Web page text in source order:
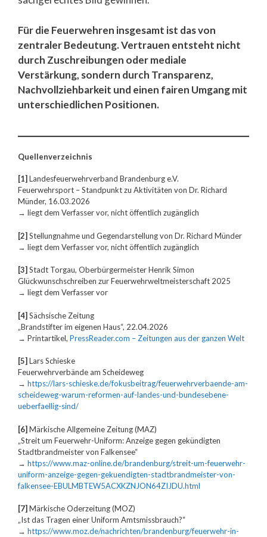
Für die Feuerwehren insgesamt ist das von
zentraler Bedeutung. Vertrauen entsteht nicht
durch Zuschreibungen oder mediale
Verstärkung, sondern durch Transparenz,
Nachvollziehbarkeit und einen fairen Umgang mit
unterschiedlichen Positionen.
Quellenverzeichnis
[1] Landesfeuerwehrverband Brandenburg e.V.
Feuerwehrsport – Standpunkt zu Aktivitäten von Dr. Richard
Münder, 16.03.2026
→ liegt dem Verfasser vor, nicht öffentlich zugänglich
[2] Stellungnahme und Gegendarstellung von Dr. Richard Münder
→ liegt dem Verfasser vor, nicht öffentlich zugänglich
[3] Stadt Torgau, Oberbürgermeister Henrik Simon
Glückwunschschreiben zur Feuerwehrweltmeisterschaft 2025
→ liegt dem Verfasser vor
[4] Sächsische Zeitung
„Brandstifter im eigenen Haus“, 22.04.2026
→ Printartikel, PressReader.com – Zeitungen aus der ganzen Welt
[5] Lars Schieske
Feuerwehrverbände am Scheideweg
→ https://lars-schieske.de/fokusbeitrag/feuerwehrverbaende-am-
scheideweg-warum-reformen-auf-landes-und-bundesebene-
ueberfaellig-sind/
[6] Märkische Allgemeine Zeitung (MAZ)
„Streit um Feuerwehr-Uniform: Anzeige gegen gekündigten
Stadtbrandmeister von Falkensee“
→ https://www.maz-online.de/brandenburg/streit-um-feuerwehr-
uniform-anzeige-gegen-gekuendigten-stadtbrandmeister-von-
falkensee-EBULMBTEW5ACXKZNJON64ZIJDU.html
[7] Märkische Oderzeitung (MOZ)
„Ist das Tragen einer Uniform Amtsmissbrauch?“
→ https://www.moz.de/nachrichten/brandenburg/feuerwehr-in-